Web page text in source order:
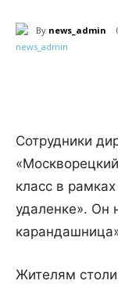
By news_admin
Сотрудники
класс в
удаленке». Он
Жителям